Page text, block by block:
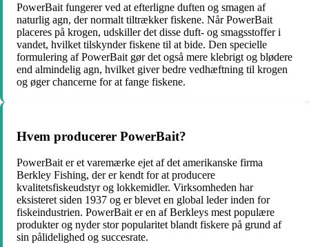
PowerBait fungerer ved at efterligne duften og smagen af ​​
naturlig agn, der normalt tiltrækker fiskene. Når PowerBait
placeres på krogen, udskiller det disse duft- og smagsstoffer i
vandet, hvilket tilskynder fiskene til at bide. Den specielle
formulering af PowerBait gør det også mere klebrigt og blødere
end almindelig agn, hvilket giver bedre vedhæftning til krogen
og øger chancerne for at fange fiskene.
Hvem producerer PowerBait?
PowerBait er et varemærke ejet af det amerikanske firma
Berkley Fishing, der er kendt for at producere
kvalitetsfiskeudstyr og lokkemidler. Virksomheden har
eksisteret siden 1937 og er blevet en global leder inden for
fiskeindustrien. PowerBait er en af ​​Berkleys mest populære
produkter og nyder stor popularitet blandt fiskere på grund af
sin pålidelighed og succesrate.